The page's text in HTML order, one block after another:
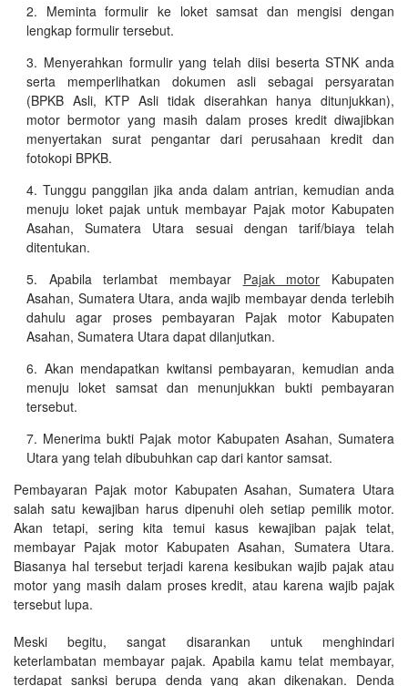
Meminta formulir ke loket samsat dan mengisi dengan
lengkap formulir tersebut.
Menyerahkan formulir yang telah diisi beserta STNK anda
serta memperlihatkan dokumen asli sebagai persyaratan
(BPKB Asli, KTP Asli tidak diserahkan hanya ditunjukkan),
motor bermotor yang masih dalam proses kredit diwajibkan
menyertakan surat pengantar dari perusahaan kredit dan
fotokopi BPKB.
Tunggu panggilan jika anda dalam antrian, kemudian anda
menuju loket pajak untuk membayar Pajak motor Kabupaten
Asahan, Sumatera Utara sesuai dengan tarif/biaya telah
ditentukan.
Apabila terlambat membayar Pajak motor Kabupaten
Asahan, Sumatera Utara, anda wajib membayar denda terlebih
dahulu agar proses pembayaran Pajak motor Kabupaten
Asahan, Sumatera Utara dapat dilanjutkan.
Akan mendapatkan kwitansi pembayaran, kemudian anda
menuju loket samsat dan menunjukkan bukti pembayaran
tersebut.
Menerima bukti Pajak motor Kabupaten Asahan, Sumatera
Utara yang telah dibubuhkan cap dari kantor samsat.
Pembayaran Pajak motor Kabupaten Asahan, Sumatera Utara
salah satu kewajiban harus dipenuhi oleh setiap pemilik motor.
Akan tetapi, sering kita temui kasus kewajiban pajak telat,
membayar Pajak motor Kabupaten Asahan, Sumatera Utara.
Biasanya hal tersebut terjadi karena kesibukan wajib pajak atau
motor yang masih dalam proses kredit, atau karena wajib pajak
tersebut lupa.
Meski begitu, sangat disarankan untuk menghindari
keterlambatan membayar pajak. Apabila kamu telat membayar,
terdapat sanksi berupa denda yang akan dikenakan. Denda